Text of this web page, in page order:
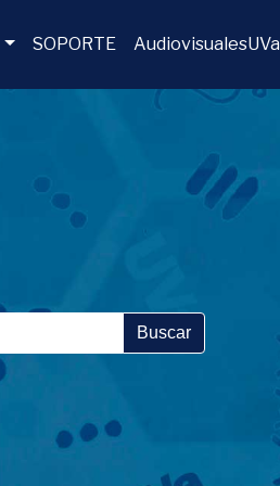
SOPORTE AudiovisualesUVa
Buscar